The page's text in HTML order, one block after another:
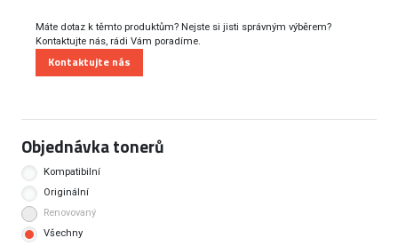
Máte dotaz k těmto produktům? Nejste si jisti správným výběrem?
Kontaktujte nás, rádi Vám poradíme.
Kontaktujte nás
Objednávka tonerů
Kompatibilní
Originální
Renovovaný
Všechny